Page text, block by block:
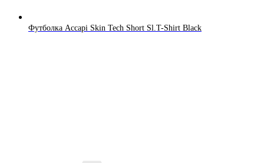
Футболка Accapi Skin Tech Short Sl.T-Shirt Black